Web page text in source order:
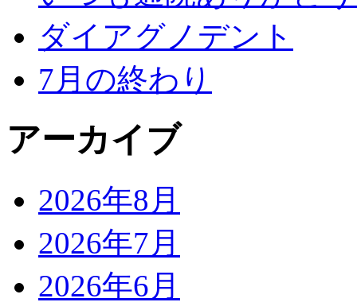
ダイアグノデント
7月の終わり
アーカイブ
2026年8月
2026年7月
2026年6月